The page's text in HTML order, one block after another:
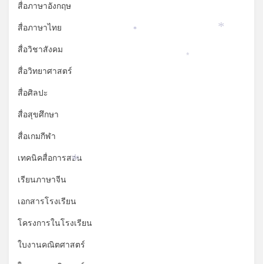
สื่อภาษาอังกฤษ
สื่อภาษาไทย
สื่อวิชาสังคม
สื่อวิทยาศาสตร์
สื่อศิลปะ
สื่อสุขศึกษา
สื่อเกมกีฬา
เทคนิคสื่อการสอน
เรียนภาษาจีน
เอกสารโรงเรียน
โครงการในโรงเรียน
ใบงานคณิตศาสตร์